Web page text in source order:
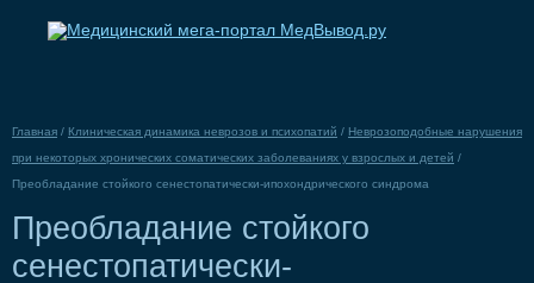
Главная / Клиническая динамика неврозов и психопатий / Неврозоподобные нарушения
при некоторых хронических соматических заболеваниях у взрослых и детей /
Преобладание стойкого сенестопатически-ипохондрического синдрома
Преобладание стойкого
сенестопатически-